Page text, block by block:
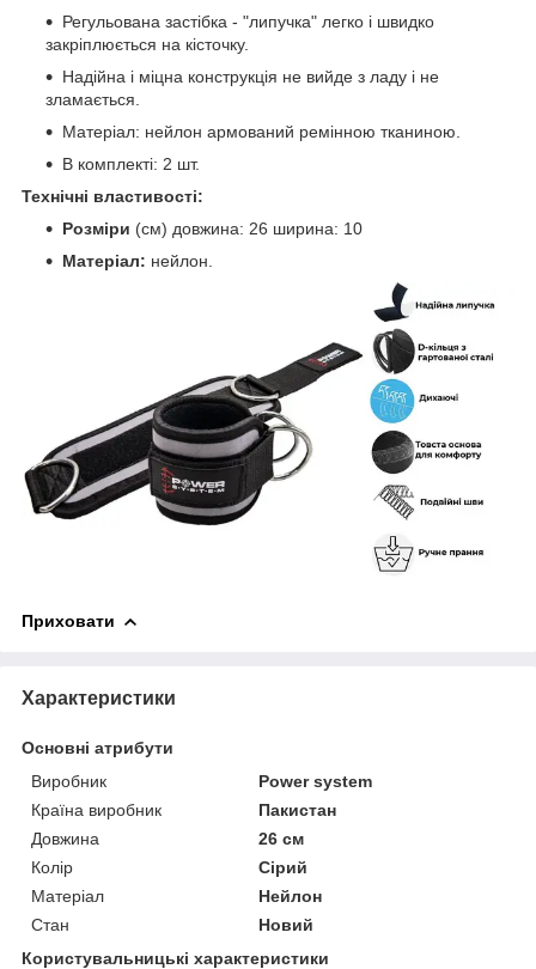
Регульована застібка - "липучка" легко і швидко
закріплюється на кісточку.
Надійна і міцна конструкція не вийде з ладу і не
зламається.
Матеріал: нейлон армований ремінною тканиною.
В комплекті: 2 шт.
Технічні властивості:
Розміри (см) довжина: 26 ширина: 10
Матеріал: нейлон.
Приховати
Характеристики
Основні атрибути
Виробник
Power system
Країна виробник
Пакистан
Довжина
26 см
Колір
Сірий
Матеріал
Нейлон
Стан
Новий
Користувальницькі характеристики